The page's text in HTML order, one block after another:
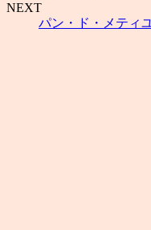
NEXT
パン・ド・メティ